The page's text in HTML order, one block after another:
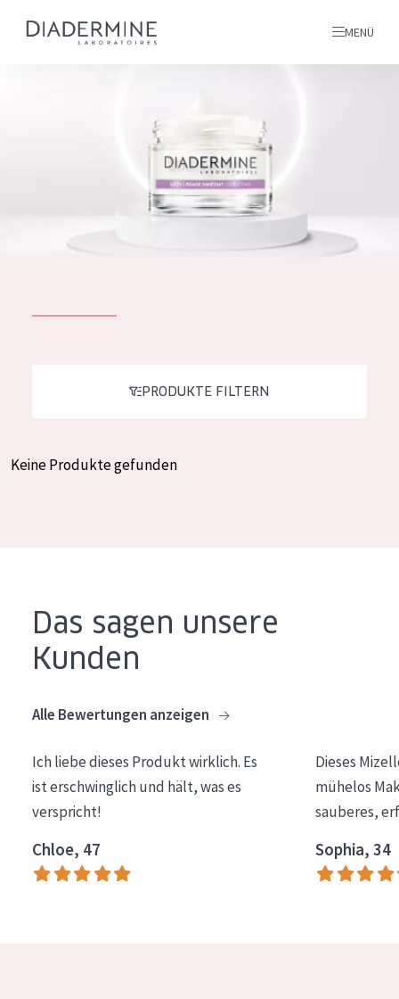
Nachtcreme
Augencreme
PRODUKTLINIE
Essentials
Lift+
Expert
ALLE PRODUKTE
MENÜ
Spanish
PRODUKTE FILTERN
Keine Produkte gefunden
Das sagen unsere
Kunden
Alle Bewertungen anzeigen
Ich liebe dieses Produkt wirklich. Es
ist erschwinglich und hält, was es
verspricht!
Chloe, 47
Dieses
mühelos
sauberes,
Sophia, 34